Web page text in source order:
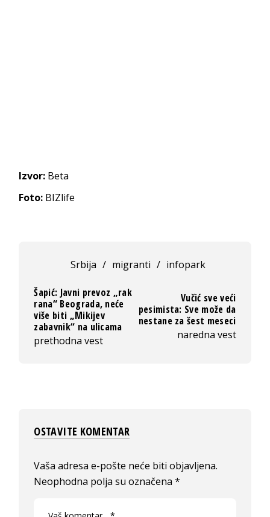
Izvor: Beta
Foto: BIZlife
Srbija / migranti / infopark
Šapić: Javni prevoz „rak
rana“ Beograda, neće
više biti „Mikijev
zabavnik“ na ulicama
prethodna vest
Vučić sve veći
pesimista: Sve može da
nestane za šest meseci
naredna vest
OSTAVITE KOMENTAR
Vaša adresa e-pošte neće biti objavljena.
Neophodna polja su označena*